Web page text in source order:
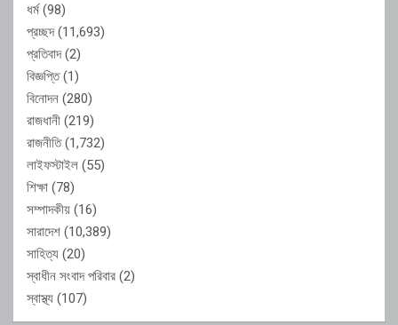
ধর্ম(98)
প্রচ্ছদ(11,693)
প্রতিবাদ(2)
বিজ্ঞপ্তি(1)
বিনোদন (280)
রাজধানী (219)
রাজনীতি(1,732)
লাইফস্টাইল (55)
শিক্ষা (78)
সম্পাদকীয় (16)
সারাদেশ (10,389)
সাহিত্য (20)
স্বাধীন সংবাদ পরিবার (2)
স্বাস্থ্য (107)